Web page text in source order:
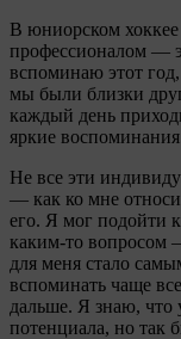
В юниорском хоккее
профессионалом —
вспоминаю этот
мы были близки
каждый день
яркие
Не все эти
— как ко мне
его. Я мог подойти
каким-то вопросом
для меня стало
вспоминать чаще
дальше. Я знаю,
потенциала, но так